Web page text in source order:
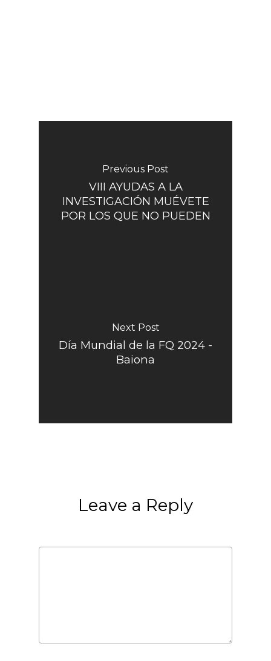
Previous Post
VIII AYUDAS A LA
INVESTIGACIÓN MUÉVETE
POR LOS QUE NO PUEDEN
Next Post
Día Mundial de la FQ 2024 -
Baiona
Leave a Reply